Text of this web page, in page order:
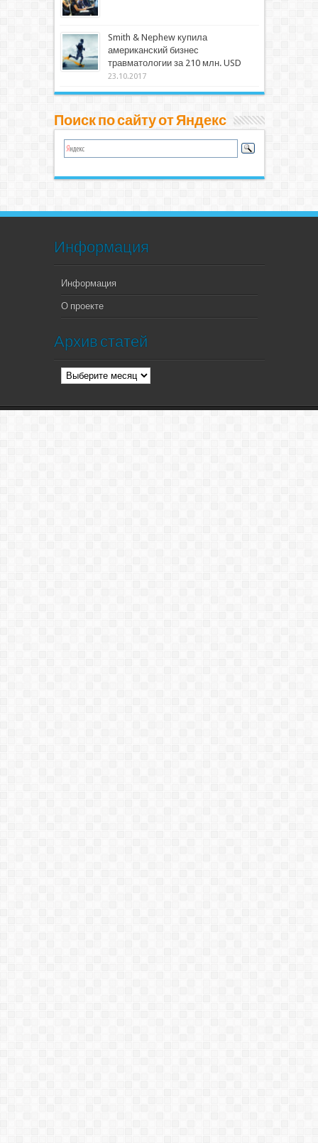
Smith & Nephew купила
американский бизнес
травматологии за 210 млн. USD
23.10.2017
Поиск по сайту от Яндекс
Информация
Информация
О проекте
Архив статей
Архив
статей